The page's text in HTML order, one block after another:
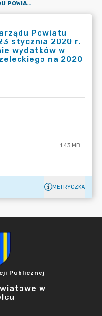
UCHWAŁA NR 141/2020 ZARZĄDU POWIATU ZGORZELECKIEGO Z DNIA 23 STYCZNIA 2020 R. W SPRAWIE ZMIAN W PLANIE WYDATKÓW W BUDŻECIE POWIATU ZGORZELECKIEGO NA 2020 ROK
Powiatu
stycznia 2020 r.
wydatków w
na 2020
1.43 MB
METRYCZKA
Publicznej
w